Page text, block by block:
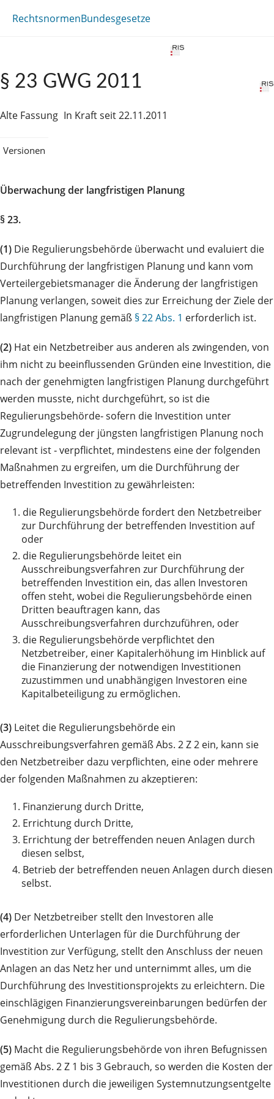
RechtsnormenBundesgesetze
§ 23 GWG 2011
Alte Fassung In Kraft seit 22.11.2011
Versionen
Überwachung der langfristigen Planung
§ 23.
(1) Die Regulierungsbehörde überwacht und evaluiert die
Durchführung der langfristigen Planung und kann vom
Verteilergebietsmanager die Änderung der langfristigen
Planung verlangen, soweit dies zur Erreichung der Ziele der
langfristigen Planung gemäß § 22 Abs. 1 erforderlich ist.
(2) Hat ein Netzbetreiber aus anderen als zwingenden, von
ihm nicht zu beeinflussenden Gründen eine Investition, die
nach der genehmigten langfristigen Planung durchgeführt
werden musste, nicht durchgeführt, so ist die
Regulierungsbehörde‑ sofern die Investition unter
Zugrundelegung der jüngsten langfristigen Planung noch
relevant ist ‑ verpflichtet, mindestens eine der folgenden
Maßnahmen zu ergreifen, um die Durchführung der
betreffenden Investition zu gewährleisten:
1. die Regulierungsbehörde fordert den Netzbetreiber
zur Durchführung der betreffenden Investition auf
oder
2. die Regulierungsbehörde leitet ein
Ausschreibungsverfahren zur Durchführung der
betreffenden Investition ein, das allen Investoren
offen steht, wobei die Regulierungsbehörde einen
Dritten beauftragen kann, das
Ausschreibungsverfahren durchzuführen, oder
3. die Regulierungsbehörde verpflichtet den
Netzbetreiber, einer Kapitalerhöhung im Hinblick auf
die Finanzierung der notwendigen Investitionen
zuzustimmen und unabhängigen Investoren eine
Kapitalbeteiligung zu ermöglichen.
(3) Leitet die Regulierungsbehörde ein
Ausschreibungsverfahren gemäß Abs. 2 Z 2 ein, kann sie
den Netzbetreiber dazu verpflichten, eine oder mehrere
der folgenden Maßnahmen zu akzeptieren:
1. Finanzierung durch Dritte,
2. Errichtung durch Dritte,
3. Errichtung der betreffenden neuen Anlagen durch
diesen selbst,
4. Betrieb der betreffenden neuen Anlagen durch diesen
selbst.
(4) Der Netzbetreiber stellt den Investoren alle
erforderlichen Unterlagen für die Durchführung der
Investition zur Verfügung, stellt den Anschluss der neuen
Anlagen an das Netz her und unternimmt alles, um die
Durchführung des Investitionsprojekts zu erleichtern. Die
einschlägigen Finanzierungsvereinbarungen bedürfen der
Genehmigung durch die Regulierungsbehörde.
(5) Macht die Regulierungsbehörde von ihren Befugnissen
gemäß Abs. 2 Z 1 bis 3 Gebrauch, so werden die Kosten der
Investitionen durch die jeweiligen Systemnutzungsentgelte